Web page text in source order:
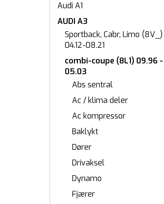
Audi A1
AUDI A3
Sportback, Cabr, Limo (8V_)
04.12-08.21
combi-coupe (8L1) 09.96 -
05.03
Abs sentral
Ac / klima deler
Ac kompressor
Baklykt
Dører
Drivaksel
Dynamo
Fjærer